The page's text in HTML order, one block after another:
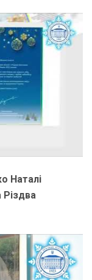
Наталі
Різдва